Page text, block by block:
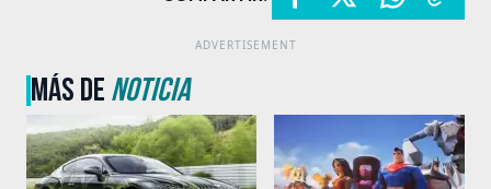
MÁS DENOTICIA